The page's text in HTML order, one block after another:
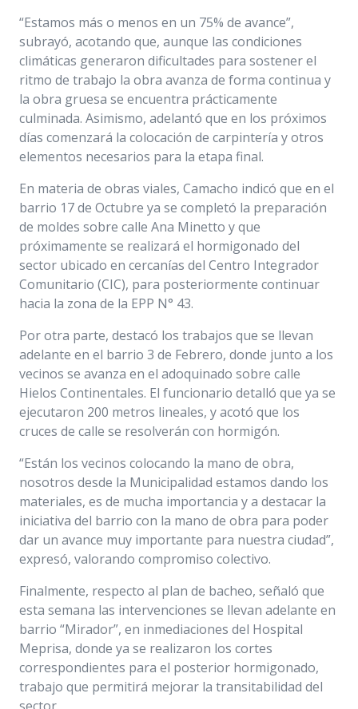
“Estamos más o menos en un 75% de avance”,
subrayó, acotando que, aunque las condiciones
climáticas generaron dificultades para sostener el
ritmo de trabajo la obra avanza de forma continua y
la obra gruesa se encuentra prácticamente
culminada. Asimismo, adelantó que en los próximos
días comenzará la colocación de carpintería y otros
elementos necesarios para la etapa final.
En materia de obras viales, Camacho indicó que en el
barrio 17 de Octubre ya se completó la preparación
de moldes sobre calle Ana Minetto y que
próximamente se realizará el hormigonado del
sector ubicado en cercanías del Centro Integrador
Comunitario (CIC), para posteriormente continuar
hacia la zona de la EPP N° 43.
Por otra parte, destacó los trabajos que se llevan
adelante en el barrio 3 de Febrero, donde junto a los
vecinos se avanza en el adoquinado sobre calle
Hielos Continentales. El funcionario detalló que ya se
ejecutaron 200 metros lineales, y acotó que los
cruces de calle se resolverán con hormigón.
“Están los vecinos colocando la mano de obra,
nosotros desde la Municipalidad estamos dando los
materiales, es de mucha importancia y a destacar la
iniciativa del barrio con la mano de obra para poder
dar un avance muy importante para nuestra ciudad”,
expresó, valorando compromiso colectivo.
Finalmente, respecto al plan de bacheo, señaló que
esta semana las intervenciones se llevan adelante en
barrio “Mirador”, en inmediaciones del Hospital
Meprisa, donde ya se realizaron los cortes
correspondientes para el posterior hormigonado,
trabajo que permitirá mejorar la transitabilidad del
sector.